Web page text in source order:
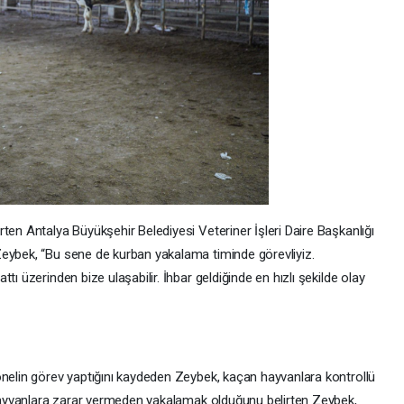
Antalya Büyükşehir Belediyesi Veteriner İşleri Daire Başkanlığı
“Bu sene de kurban yakalama timinde görevliyiz.
üzerinden bize ulaşabilir. İhbar geldiğinde en hızlı şekilde olay
görev yaptığını kaydeden Zeybek, kaçan hayvanlara kontrollü
zarar vermeden yakalamak olduğunu belirten Zeybek,